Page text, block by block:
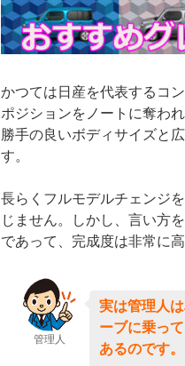
かつては日産を代表するコ
ポジションをノートに奪わ
勝手の良いボディサイズと
す。
長らくフルモデルチェンジ
じません。しかし、言い方
であって、完成度は非常に高
管理人
実は管理人
ーブに乗っ
あるのです。